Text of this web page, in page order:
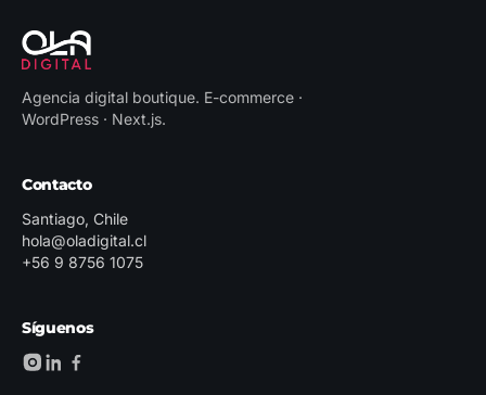
Agencia digital boutique. E-commerce ·
WordPress · Next.js.
Contacto
Santiago, Chile
hola@oladigital.cl
+56 9 8756 1075
Síguenos